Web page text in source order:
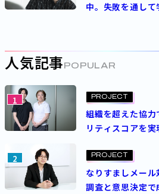
中。失敗を通し
人気記事 POPULAR
1 PROJECT
組織を超えた協
リティスコアを
2 PROJECT
なりすましメール
調査と意思決定